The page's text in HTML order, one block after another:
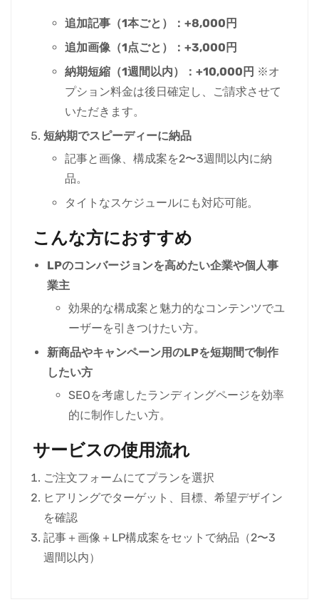
追加記事（1本ごと）：+8,000円
追加画像（1点ごと）：+3,000円
納期短縮（1週間以内）：+10,000円 ※オ
プション料金は後日確定し、ご請求させて
いただきます。
短納期でスピーディーに納品
記事と画像、構成案を2〜3週間以内に納
品。
タイトなスケジュールにも対応可能。
こんな方におすすめ
LPのコンバージョンを高めたい企業や個人事
業主
効果的な構成案と魅力的なコンテンツでユ
ーザーを引きつけたい方。
新商品やキャンペーン用のLPを短期間で制作
したい方
SEOを考慮したランディングページを効率
的に制作したい方。
サービスの使用流れ
ご注文フォームにてプランを選択
ヒアリングでターゲット、目標、希望デザイン
を確認
記事＋画像＋LP構成案をセットで納品（2〜3
週間以内）